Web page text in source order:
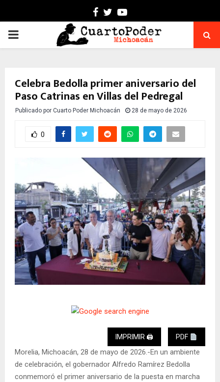
Facebook
TwitterYoutube
PRIMARY
Celebra Bedolla primer aniversario del
Paso Catrinas en Villas del Pedregal
Publicado por Cuarto Poder Michoacán 28 de mayo de 2026
0
IMPRIMIR 🖨 PDF
Morelia, Michoacán, 28 de mayo de 2026.-En un ambiente
de celebración, el gobernador Alfredo Ramírez Bedolla
conmemoró el primer aniversario de la puesta en marcha